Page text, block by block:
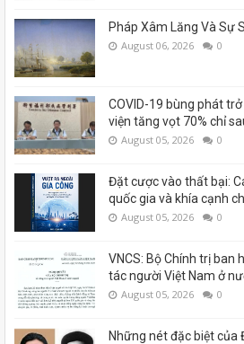
Pháp Xâm Lăng Và Sự
August 06, 2026 0
COVID-19 bùng phát
viện tăng vọt 70% chỉ
August 05, 2026 0
Đặt cược vào thất bại:
quốc gia và khía cạnh
August 05, 2026 0
VNCS: Bộ Chính trị ban
tác người Việt Nam ở
August 05, 2026 0
Những nét đặc biệt của